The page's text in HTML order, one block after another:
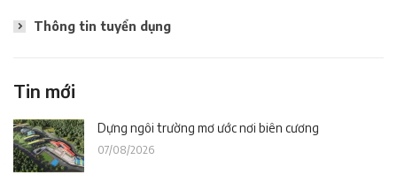
Thông tin tuyển dụng
Tin mới
Dựng ngôi trường mơ ước nơi biên cương
07/08/2026